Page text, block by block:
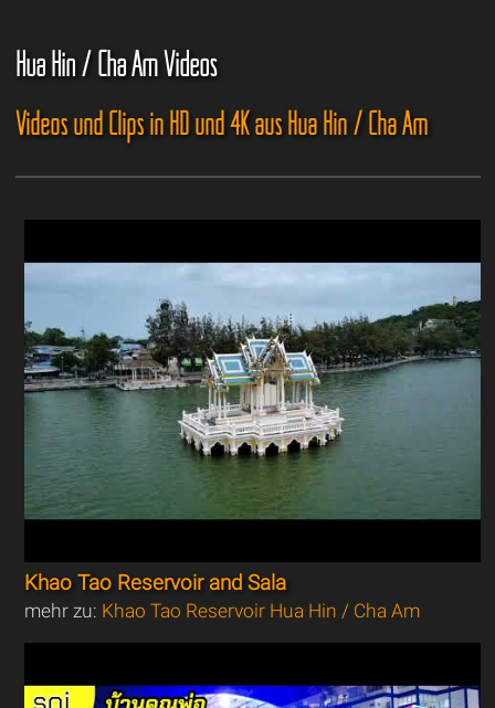
Hua Hin / Cha Am Videos
Videos und Clips in HD und 4K aus Hua Hin / Cha Am
Khao Tao Reservoir and Sala
mehr zu: Khao Tao Reservoir Hua Hin / Cha Am